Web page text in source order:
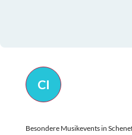
CI
Besondere Musikevents in